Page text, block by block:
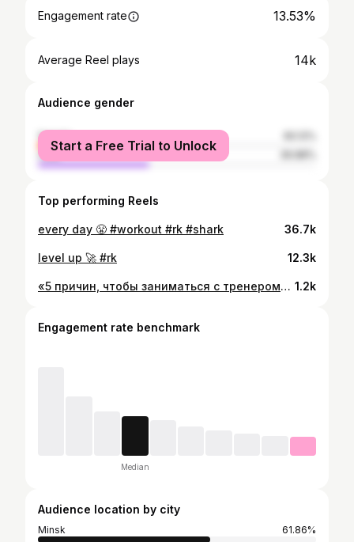
Engagement rate 13.53%
Average Reel plays 14k
Audience gender
female
male
Start a Free Trial to Unlock
Top performing Reels
every day 😤 #workout #rk #shark 36.7k
level up 🚀 #rk 12.3k
«5 причин, чтобы заниматься с тренером» или всегда бы так 😅💪🏻)) А как проходят ваши тренировки? 1.2k
Engagement rate benchmark
Median
Audience location by city
Minsk
61.86%